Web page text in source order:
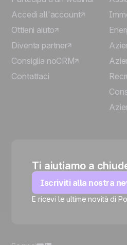
🍪
Accedi all'account
Ottieni aiuto
Diventa partner
Consiglia noCRM
Contattaci
Ti aiutiamo a
Iscriviti alla nostra
E ricevi le ultime novità di